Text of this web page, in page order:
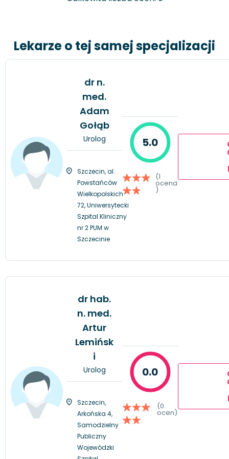
Lekarze o tej samej specjalizacji
dr n.
med.
Adam
Gołąb
Urolog
Szczecin, al.
Powstańców
Wielkopolskich
72, Uniwersytecki
Szpital Kliniczny
nr 2 PUM w
Szczecinie
5.0
(1
ocena
)
dr hab.
n. med.
Artur
Lemińsk
i
Urolog
Szczecin,
Arkońska 4,
Samodzielny
Publiczny
Wojewódzki
0.0
(0
ocen)